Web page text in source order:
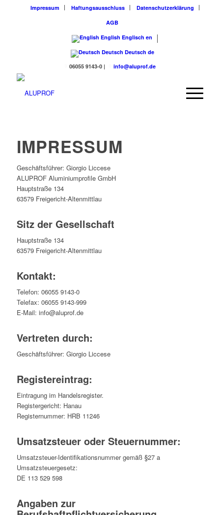
Impressum Haftungsausschluss
Datenschutzerklärung
AGB
English Englisch en
Deutsch Deutsch de
06055 9143-0 | info@aluprof.de
IMPRESSUM
Geschäftsführer: Giorgio Liccese
ALUPROF Aluminiumprofile GmbH
Hauptstraße 134
63579 Freigericht-Altenmittlau
Sitz der Gesellschaft
Hauptstraße 134
63579 Freigericht-Altenmittlau
Kontakt:
Telefon: 06055 9143-0
Telefax: 06055 9143-999
E-Mail: info@aluprof.de
Vertreten durch:
Geschäftsführer: Giorgio Liccese
Registereintrag:
Eintragung im Handelsregister.
Registergericht: Hanau
Registernummer: HRB 11246
Umsatzsteuer oder Steuernummer:
Umsatzsteuer-Identifikationsnummer gemäß §27 a
Umsatzsteuergesetz:
DE 113 529 598
Angaben zur